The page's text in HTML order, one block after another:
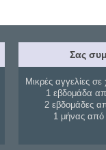
Σας
Μικρές αγγελίες σε
1 εβδομάδα
2 εβδομάδες
1 μήνας